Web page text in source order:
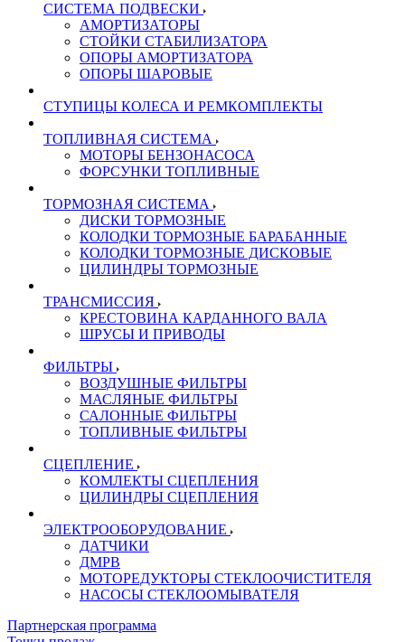
СИСТЕМА ПОДВЕСКИ
АМОРТИЗАТОРЫ
СТОЙКИ СТАБИЛИЗАТОРА
ОПОРЫ АМОРТИЗАТОРА
ОПОРЫ ШАРОВЫЕ
СТУПИЦЫ КОЛЕСА И РЕМКОМПЛЕКТЫ
ТОПЛИВНАЯ СИСТЕМА
МОТОРЫ БЕНЗОНАСОСА
ФОРСУНКИ ТОПЛИВНЫЕ
ТОРМОЗНАЯ СИСТЕМА
ДИСКИ ТОРМОЗНЫЕ
КОЛОДКИ ТОРМОЗНЫЕ БАРАБАННЫЕ
КОЛОДКИ ТОРМОЗНЫЕ ДИСКОВЫЕ
ЦИЛИНДРЫ ТОРМОЗНЫЕ
ТРАНСМИССИЯ
КРЕСТОВИНА КАРДАННОГО ВАЛА
ШРУСЫ И ПРИВОДЫ
ФИЛЬТРЫ
ВОЗДУШНЫЕ ФИЛЬТРЫ
МАСЛЯНЫЕ ФИЛЬТРЫ
САЛОННЫЕ ФИЛЬТРЫ
ТОПЛИВНЫЕ ФИЛЬТРЫ
СЦЕПЛЕНИЕ
КОМЛЕКТЫ СЦЕПЛЕНИЯ
ЦИЛИНДРЫ СЦЕПЛЕНИЯ
ЭЛЕКТРООБОРУДОВАНИЕ
ДАТЧИКИ
ДМРВ
МОТОРЕДУКТОРЫ СТЕКЛООЧИСТИТЕЛЯ
НАСОСЫ СТЕКЛООМЫВАТЕЛЯ
Партнерская программа